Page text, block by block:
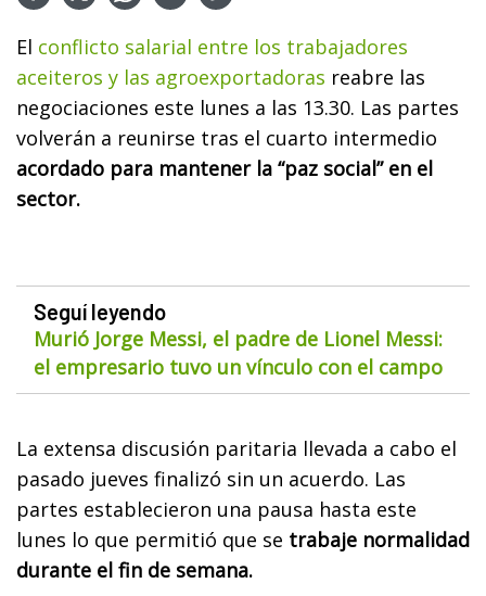
El conflicto salarial entre los trabajadores
aceiteros y las agroexportadoras reabre las
negociaciones este lunes a las 13.30. Las partes
volverán a reunirse tras el cuarto intermedio
acordado para mantener la “paz social” en el
sector.
Seguí leyendo
Murió Jorge Messi, el padre de Lionel Messi:
el empresario tuvo un vínculo con el campo
La extensa discusión paritaria llevada a cabo el
pasado jueves finalizó sin un acuerdo. Las
partes establecieron una pausa hasta este
lunes lo que permitió que se trabaje normalidad
durante el fin de semana.